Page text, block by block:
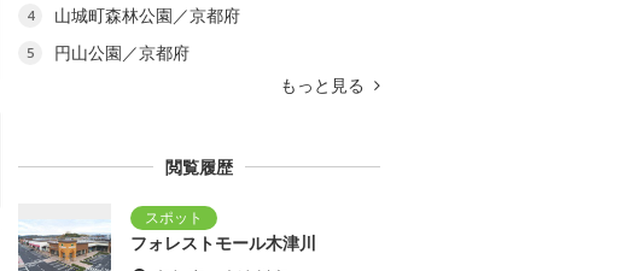
4 山城町森林公園／京都府
5
円山公園／京都府
もっと見る
閲覧履歴
フォレストモール木津川